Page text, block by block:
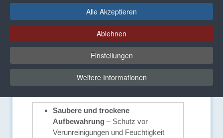
Vorteile und
Ausstattungsmerkmale
Saubere und trockene
Aufbewahrung – Schutz vor
Verunreinigungen und Feuchtigkeit
Alle Akzeptieren
Ablehnen
Einstellungen
Weitere Informationen